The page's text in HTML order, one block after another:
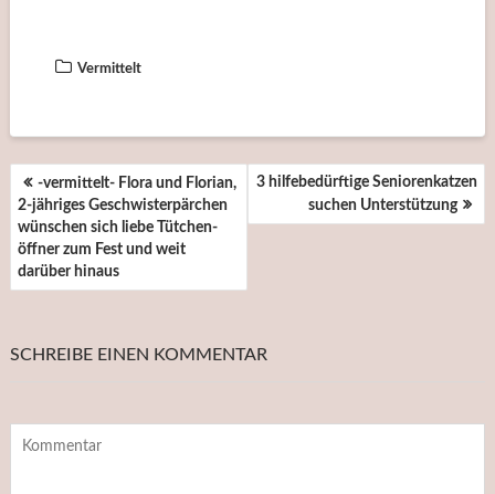
Vermittelt
BEITRAGSNAVIGATION
-vermittelt- Flora und Florian,
2-jähriges Geschwisterpärchen
wünschen sich liebe Tütchen-
öffner zum Fest und weit
darüber hinaus
3 hilfebedürftige Seniorenkatzen
suchen Unterstützung
SCHREIBE EINEN KOMMENTAR